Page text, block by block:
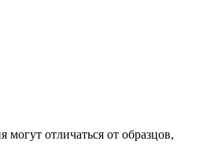
могут отличаться от образцов,